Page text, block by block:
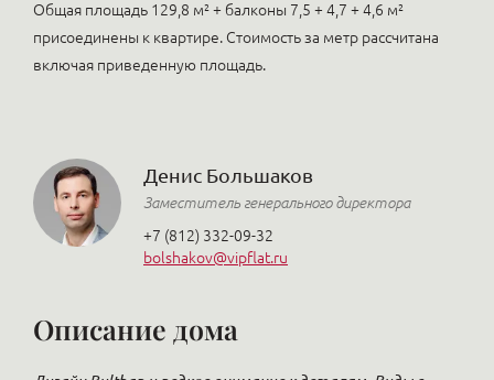
Общая площадь 129,8 м² + балконы 7,5 + 4,7 + 4,6 м²
присоединены к квартире. Стоимость за метр рассчитана
включая приведенную площадь.
Денис Большаков
Заместитель генерального директора
+7 (812) 332-09-32
bolshakov@vipflat.ru
Описание дома